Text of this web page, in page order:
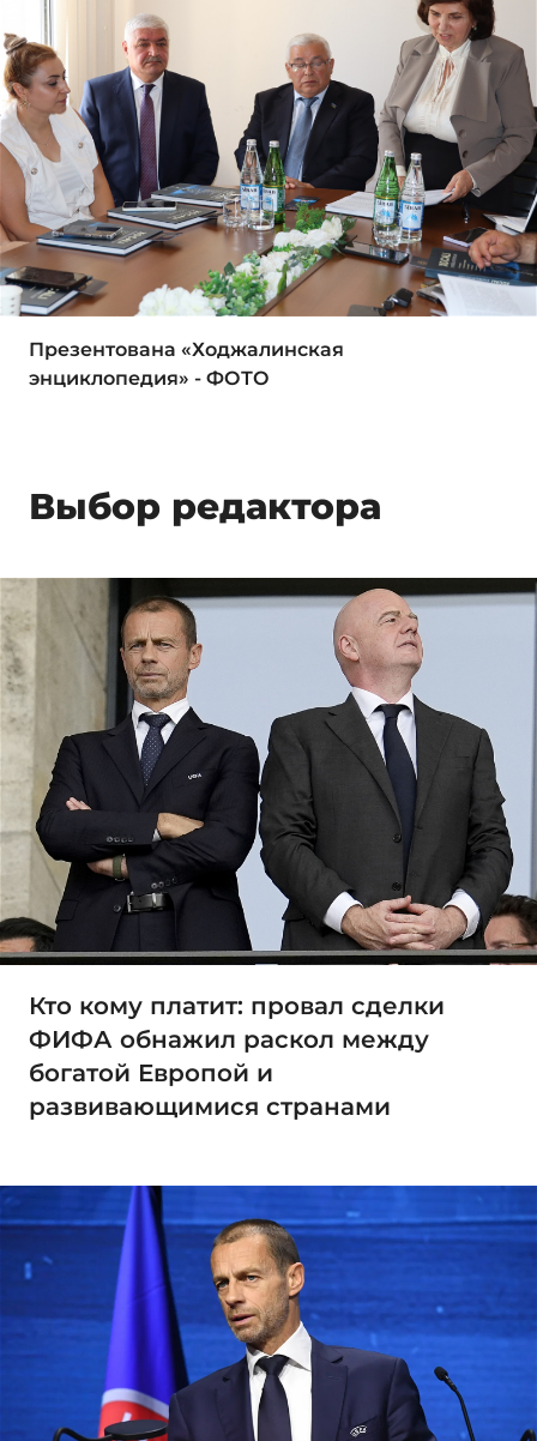
Презентована «Ходжалинская
энциклопедия» - ФОТО
Выбор редактора
Кто кому платит: провал сделки
ФИФА обнажил раскол между
богатой Европой и
развивающимися странами